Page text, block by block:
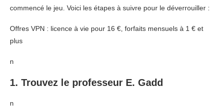
commencé le jeu. Voici les étapes à suivre pour le déverrouiller :
Offres VPN : licence à vie pour 16 €, forfaits mensuels à 1 € et
plus
n
1. Trouvez le professeur E. Gadd
n